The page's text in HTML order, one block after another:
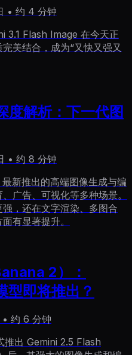
• 约 4 分钟
3.1 Flash Image 在今天正
美结合，成为“又快又强又
解析：下一代图
• 约 8 分钟
新推出的高端图像生成与编
广告、可视化等多种场景。
，还在文字渲染、多图合
有显著提升。
2）：
型即将推出？
• 约 6 分钟
出 Gemini 2.5 Flash